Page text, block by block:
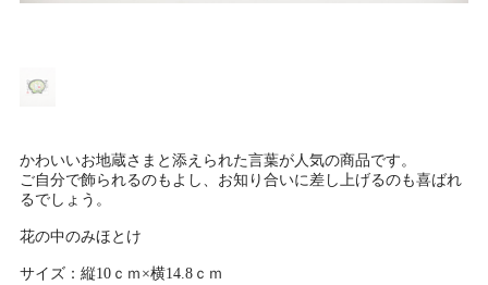
かわいいお地蔵さまと添えられた言葉が人気の商品です。
ご自分で飾られるのもよし、お知り合いに差し上げるのも喜ばれ
るでしょう。
花の中のみほとけ
サイズ：縦10ｃｍ×横14.8ｃｍ